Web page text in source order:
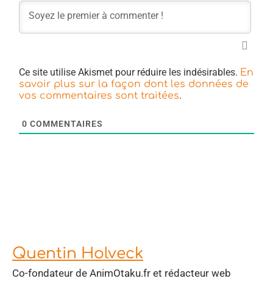
Ce site utilise Akismet pour réduire les indésirables. En
savoir plus sur la façon dont les données de
vos commentaires sont traitées.
0 COMMENTAIRES
Quentin Holveck
Co-fondateur de AnimOtaku.fr et rédacteur web